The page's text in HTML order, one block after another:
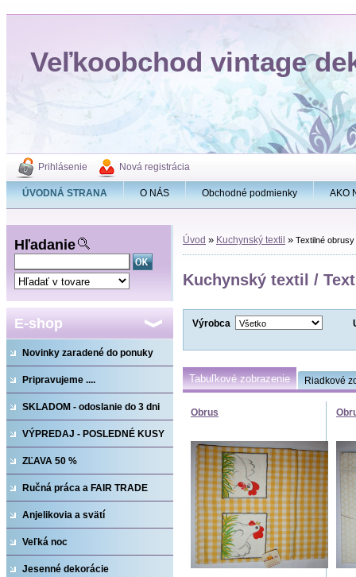
Veľkoobchod vintage
Prihlásenie Nová registrácia
ÚVODNÁ STRANA O NÁS Obchodné podmienky AKO
Hľadanie
E-shop
Novinky zaradené do ponuky
Pripravujeme ....
SKLADOM - odoslanie do 3 dni
VÝPREDAJ - POSLEDNÉ KUSY
ZĽAVA 50 %
Ručná práca a FAIR TRADE
Anjelikovia a svätí
Veľká noc
Jesenné dekorácie
Úvod » Kuchynský textil » Textilné
Kuchynský textil /
Výrobca
Tabuľkové zobrazenie Riadkové
Obrus